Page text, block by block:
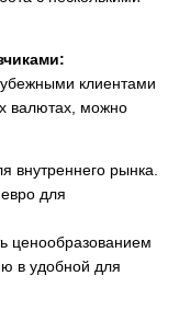
клиентами
валютах, можно
внутреннего рынка.
для
ценообразованием
в удобной для